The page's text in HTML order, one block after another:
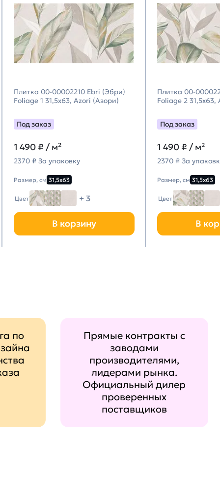
Плитка 00-00002210 Ebri (Эбри)
Foliage 1 31,5х63, Azori (Азори)
Под заказ
1 490 ₽ / м²
2370 ₽ За упаковку
Размер, см 31,5х63
Цвет + 3
В корзину
Плитка 00-
Foliage 2
Под заказ
1 490 ₽ / м²
2370 ₽ За
Размер, см 31,5х63
Цвет
В
по
Прямые контракты с
заводами
производителями,
лидерами рынка.
Официальный дилер
проверенных
поставщиков